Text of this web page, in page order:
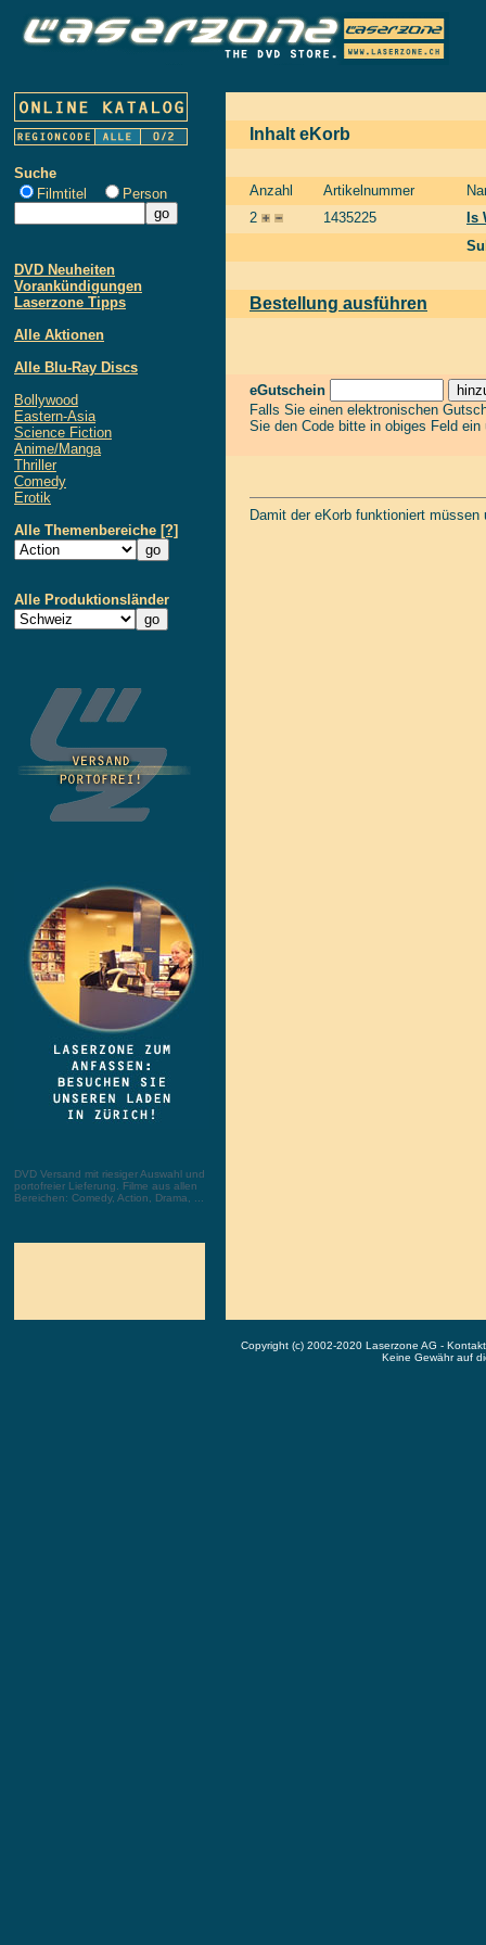
Suche
Filmtitel
Person
DVD Neuheiten
Vorankündigungen
Laserzone Tipps
Alle Aktionen
Alle Blu-Ray Discs
Bollywood
Eastern-Asia
Science Fiction
Anime/Manga
Thriller
Comedy
Erotik
Alle Themenbereiche [?]
Alle Produktionsländer
DVD Versand mit riesiger Auswahl und
portofreier Lieferung. Filme aus allen
Bereichen: Comedy, Action, Drama, ...
Inhalt eKorb
Anzahl Artikelnummer
2
1435225
Is
Bestellung ausführen
eGutschein
Falls Sie einen elektronischen
Sie den Code bitte in obiges Feld
Damit der eKorb funktioniert
Copyright (c) 2002-2020 Laserzone AG -
Keine Gewähr auf